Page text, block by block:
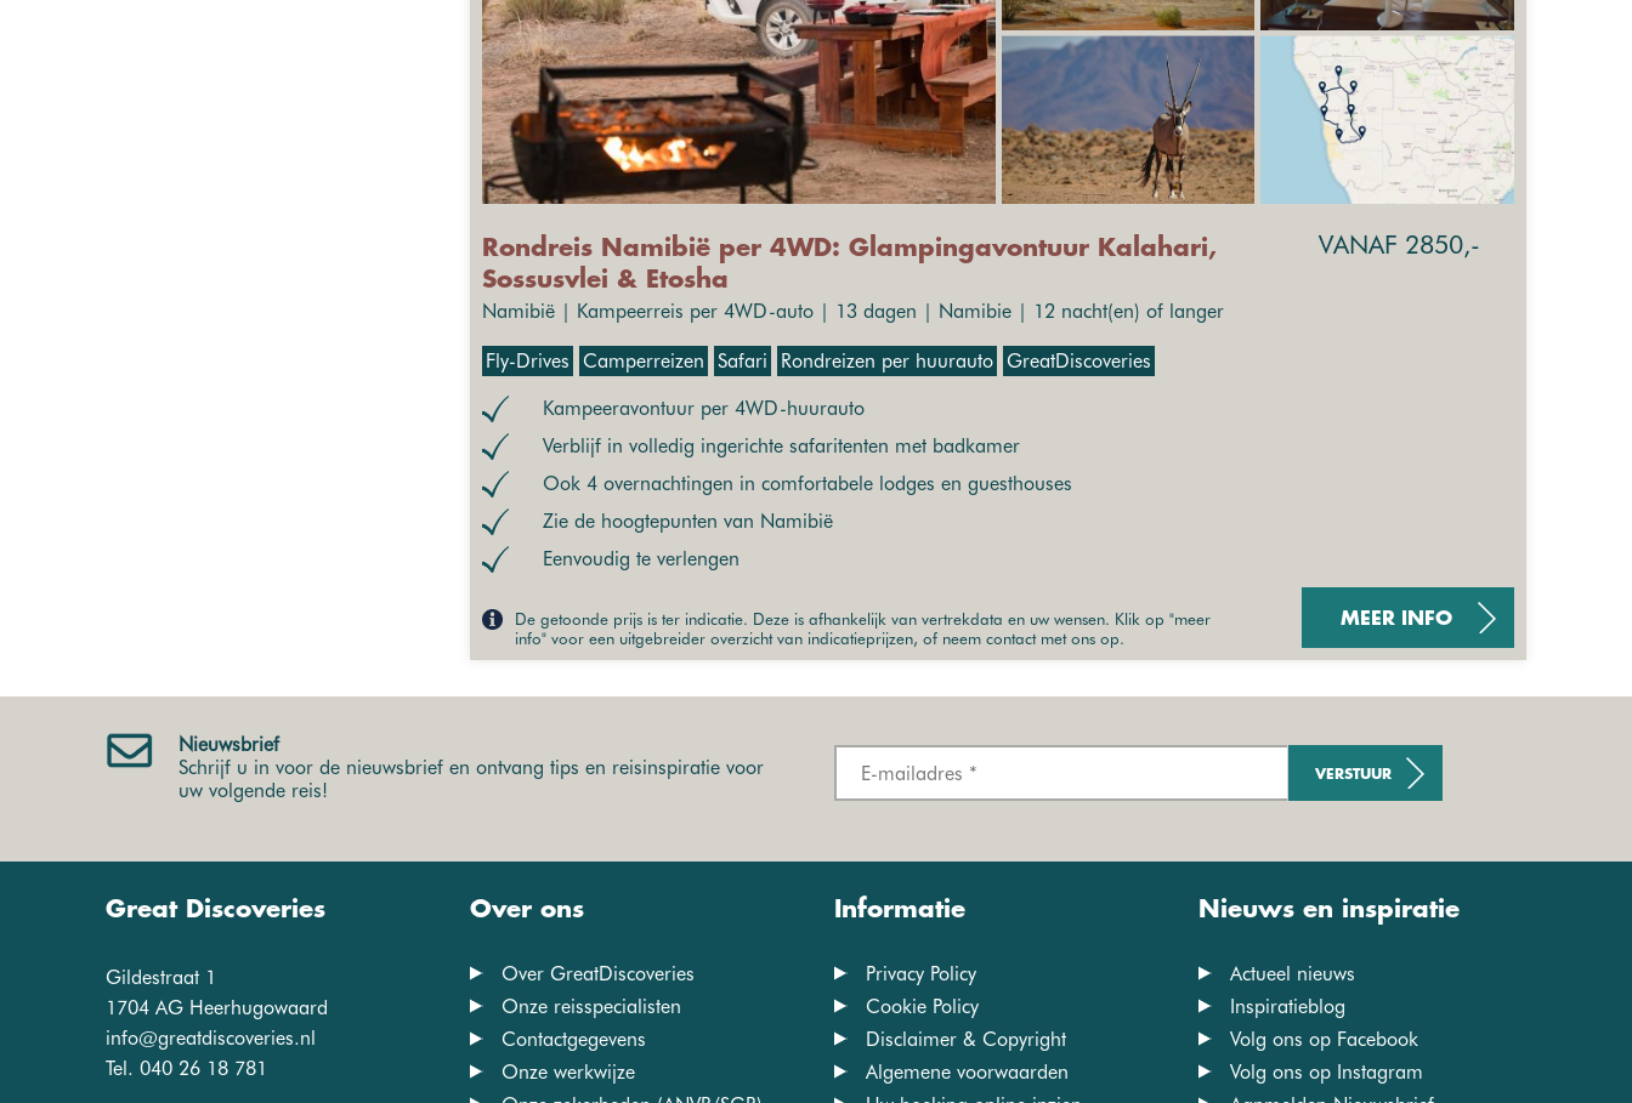
Rondreis Namibië per 4WD: Glampingavontuur Kalahari,
Sossusvlei & Etosha
Namibië | Kampeerreis per 4WD-auto | 13 dagen | Namibie | 12 nacht(en) of langer
Fly-Drives Camperreizen Safari Rondreizen per huurauto GreatDiscoveries
Kampeeravontuur per 4WD-huurauto
Verblijf in volledig ingerichte safaritenten met badkamer
Ook 4 overnachtingen in comfortabele lodges en guesthouses
Zie de hoogtepunten van Namibië
Eenvoudig te verlengen
De getoonde prijs is ter indicatie. Deze is afhankelijk van vertrekdata en uw wensen. Klik op "meer
info" voor een uitgebreider overzicht van indicatieprijzen, of neem contact met ons op.
VANAF 2850,-
MEER INFO
Nieuwsbrief
Schrijf u in voor de nieuwsbrief en ontvang tips en reisinspiratie voor
uw volgende reis!
VERSTUUR
Great Discoveries
Gildestraat 1
1704 AG Heerhugowaard
info@greatdiscoveries.nl
Tel. 040 26 18 781
Over ons
Over GreatDiscoveries
Onze reisspecialisten
Contactgegevens
Onze werkwijze
Informatie
Privacy Policy
Cookie Policy
Disclaimer & Copyright
Algemene voorwaarden
Nieuws en inspiratie
Actueel nieuws
Inspiratieblog
Volg ons op Facebook
Volg ons op Instagram